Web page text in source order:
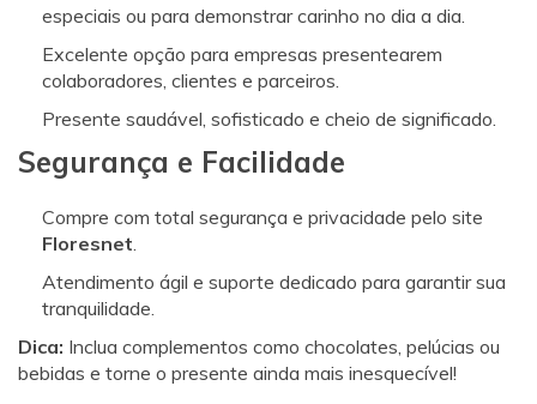
especiais ou para demonstrar carinho no dia a dia.
Excelente opção para empresas presentearem
colaboradores, clientes e parceiros.
Presente saudável, sofisticado e cheio de significado.
Segurança e Facilidade
Compre com total segurança e privacidade pelo site
Floresnet
Atendimento ágil e suporte dedicado para garantir sua
tranquilidade.
Dica: Inclua complementos como chocolates, pelúcias ou
bebidas e torne o presente ainda mais inesquecível!